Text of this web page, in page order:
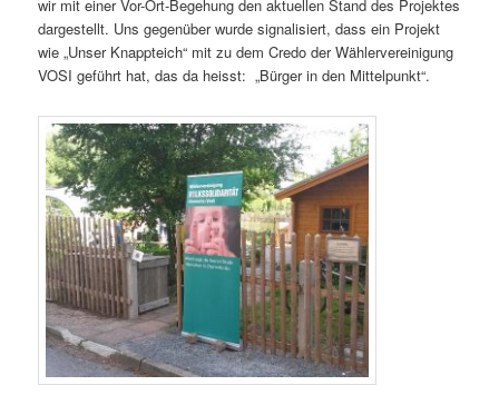
wir mit einer Vor-Ort-Begehung den aktuellen Stand des Projektes
dargestellt. Uns gegenüber wurde signalisiert, dass ein Projekt
wie „Unser Knappteich“ mit zu dem Credo der Wählervereinigung
VOSI geführt hat, das da heisst: „Bürger in den Mittelpunkt“.